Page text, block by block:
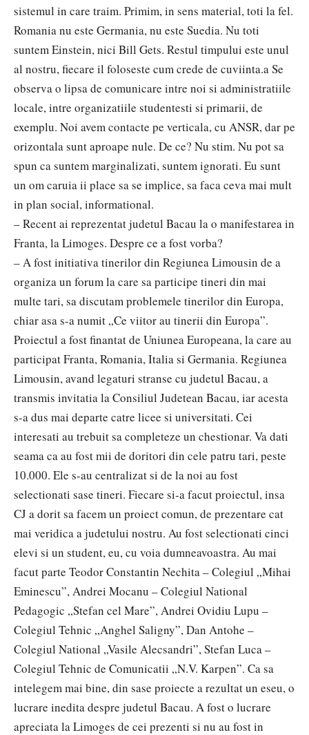
sistemul in care traim. Primim, in sens material, toti la fel.
Romania nu este Germania, nu este Suedia. Nu toti
suntem Einstein, nici Bill Gets. Restul timpului este unul
al nostru, fiecare il foloseste cum crede de cuviinta.a Se
observa o lipsa de comunicare intre noi si administratiile
locale, intre organizatiile studentesti si primarii, de
exemplu. Noi avem contacte pe verticala, cu ANSR, dar pe
orizontala sunt aproape nule. De ce? Nu stim. Nu pot sa
spun ca suntem marginalizati, suntem ignorati. Eu sunt
un om caruia ii place sa se implice, sa faca ceva mai mult
in plan social, informational.
– Recent ai reprezentat judetul Bacau la o manifestarea in
Franta, la Limoges. Despre ce a fost vorba?
– A fost initiativa tinerilor din Regiunea Limousin de a
organiza un forum la care sa participe tineri din mai
multe tari, sa discutam problemele tinerilor din Europa,
chiar asa s-a numit „Ce viitor au tinerii din Europa”.
Proiectul a fost finantat de Uniunea Europeana, la care au
participat Franta, Romania, Italia si Germania. Regiunea
Limousin, avand legaturi stranse cu judetul Bacau, a
transmis invitatia la Consiliul Judetean Bacau, iar acesta
s-a dus mai departe catre licee si universitati. Cei
interesati au trebuit sa completeze un chestionar. Va dati
seama ca au fost mii de doritori din cele patru tari, peste
10.000. Ele s-au centralizat si de la noi au fost
selectionati sase tineri. Fiecare si-a facut proiectul, insa
CJ a dorit sa facem un proiect comun, de prezentare cat
mai veridica a judetului nostru. Au fost selectionati cinci
elevi si un student, eu, cu voia dumneavoastra. Au mai
facut parte Teodor Constantin Nechita – Colegiul „Mihai
Eminescu”, Andrei Mocanu – Colegiul National
Pedagogic „Stefan cel Mare”, Andrei Ovidiu Lupu –
Colegiul Tehnic „Anghel Saligny”, Dan Antohe –
Colegiul National „Vasile Alecsandri”, Stefan Luca –
Colegiul Tehnic de Comunicatii „N.V. Karpen”. Ca sa
intelegem mai bine, din sase proiecte a rezultat un eseu, o
lucrare inedita despre judetul Bacau. A fost o lucrare
apreciata la Limoges de cei prezenti si nu au fost in